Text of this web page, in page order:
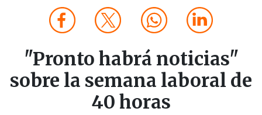
"Pronto habrá noticias"
sobre la semana laboral de
40 horas